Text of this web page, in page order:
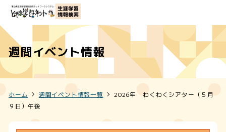
週間イベント情報
ホーム 週間イベント情報一覧
2026年 わくわくシアター（５月
９日）午後